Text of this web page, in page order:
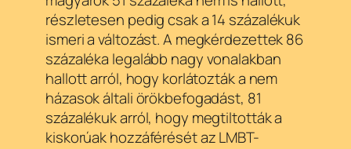
részletesen pedig csak a 14 százalékuk
ismeri a változást. A megkérdezettek 86
százaléka legalább nagy vonalakban
hallott arról, hogy korlátozták a nem
házasok általi örökbefogadást, 81
százalékuk arról, hogy megtiltották a
kiskorúak hozzáférését az LMBT-